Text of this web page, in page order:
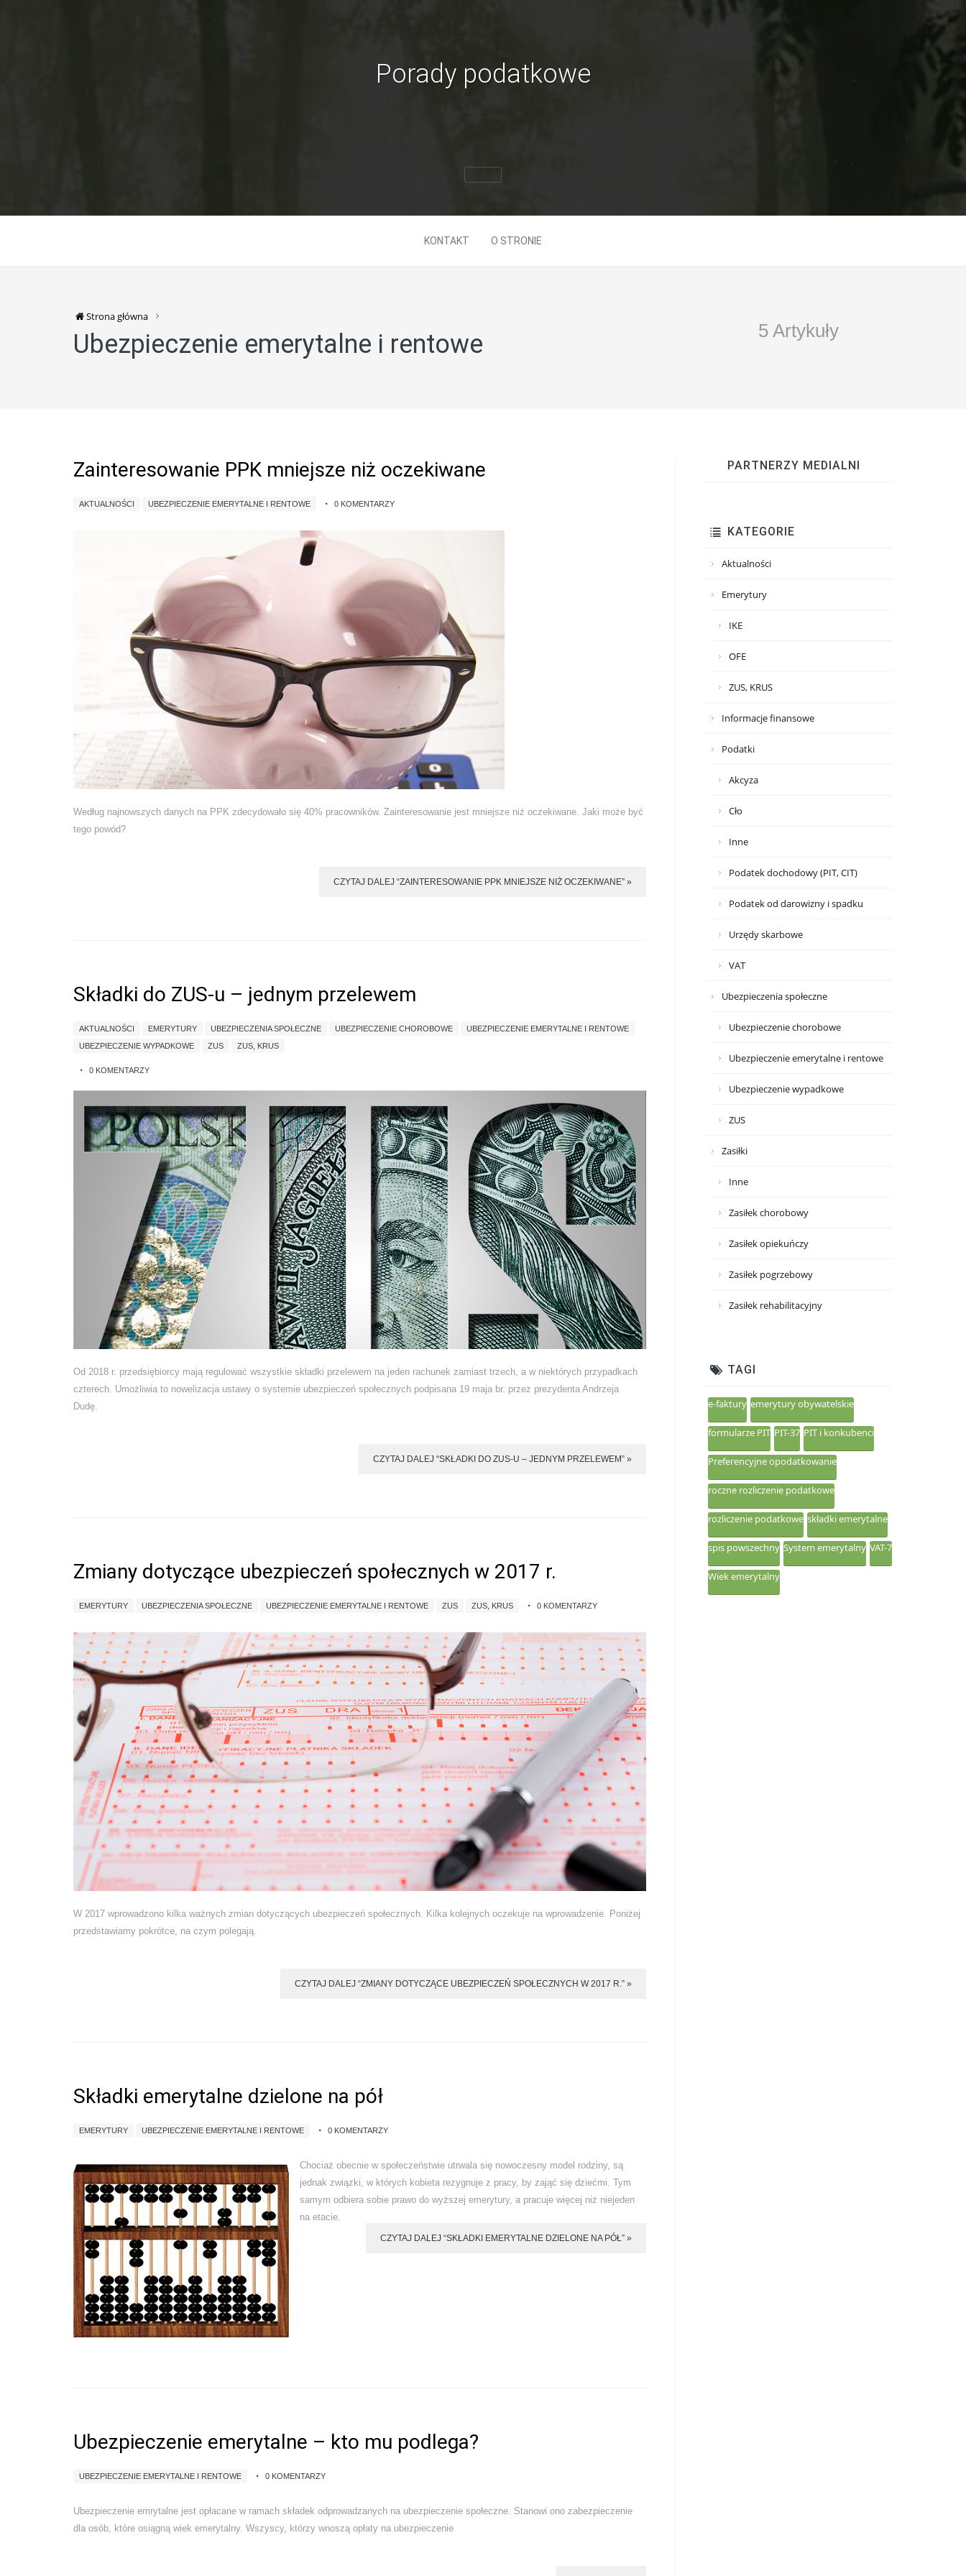
Porady podatkowe
KONTAKT O STRONIE
Strona główna
Ubezpieczenie emerytalne i rentowe 5 Artykuły
Zainteresowanie PPK mniejsze niż oczekiwane
AKTUALNOŚCI UBEZPIECZENIE EMERYTALNE I RENTOWE 0 KOMENTARZY
Według najnowszych danych na PPK zdecydowało się 40% pracowników. Zainteresowanie jest mniejsze niż oczekiwane. Jaki może być
tego powód?
CZYTAJ DALEJ “ZAINTERESOWANIE PPK MNIEJSZE NIŻ OCZEKIWANE” »
Składki do ZUS-u – jednym przelewem
AKTUALNOŚCI EMERYTURY UBEZPIECZENIA SPOŁECZNE UBEZPIECZENIE CHOROBOWE
UBEZPIECZENIE EMERYTALNE I RENTOWE
UBEZPIECZENIE WYPADKOWE
ZUS ZUS, KRUS
0 KOMENTARZY
Od 2018 r. przedsiębiorcy mają regulować wszystkie składki przelewem na jeden rachunek zamiast trzech, a w niektórych przypadkach
czterech. Umożliwia to nowelizacja ustawy o systemie ubezpieczeń społecznych podpisana 19 maja br. przez prezydenta Andrzeja
Dudę.
CZYTAJ DALEJ “SKŁADKI DO ZUS-U – JEDNYM PRZELEWEM” »
Zmiany dotyczące ubezpieczeń społecznych w 2017 r.
EMERYTURY UBEZPIECZENIA SPOŁECZNE UBEZPIECZENIE EMERYTALNE I RENTOWE ZUS ZUS, KRUS 0 KOMENTARZY
W 2017 wprowadzono kilka ważnych zmian dotyczących ubezpieczeń społecznych. Kilka kolejnych oczekuje na wprowadzenie. Poniżej
przedstawiamy pokrótce, na czym polegają.
CZYTAJ DALEJ “ZMIANY DOTYCZĄCE UBEZPIECZEŃ SPOŁECZNYCH W 2017 R.” »
Składki emerytalne dzielone na pół
EMERYTURY UBEZPIECZENIE EMERYTALNE I RENTOWE 0 KOMENTARZY
Chociaż obecnie w społeczeństwie utrwala się nowoczesny model rodziny, są
jednak związki, w których kobieta rezygnuje z pracy, by zająć się dziećmi. Tym
samym odbiera sobie prawo do wyższej emerytury, a pracuje więcej niż niejeden
na etacie.
CZYTAJ DALEJ “SKŁADKI EMERYTALNE DZIELONE NA PÓŁ” »
Ubezpieczenie emerytalne – kto mu podlega?
UBEZPIECZENIE EMERYTALNE I RENTOWE 0 KOMENTARZY
Ubezpieczenie emrytalne jest opłacane w ramach składek odprowadzanych na ubezpieczenie społeczne. Stanowi ono zabezpieczenie
dla osób, które osiągną wiek emerytalny. Wszyscy, którzy wnoszą opłaty na ubezpieczenie
PARTNERZY MEDIALNI
KATEGORIE
Aktualności
Emerytury
IKE
OFE
ZUS, KRUS
Informacje finansowe
Podatki
Akcyza
Cło
Inne
Podatek dochodowy (PIT, CIT)
Podatek od darowizny i spadku
Urzędy skarbowe
VAT
Ubezpieczenia społeczne
Ubezpieczenie chorobowe
Ubezpieczenie emerytalne i rentowe
Ubezpieczenie wypadkowe
ZUS
Zasiłki
Inne
Zasiłek chorobowy
Zasiłek opiekuńczy
Zasiłek pogrzebowy
Zasiłek rehabilitacyjny
TAGI
e-faktury emerytury obywatelskie
formularze PIT PIT-37 PIT i konkubenci
Preferencyjne opodatkowanie
roczne rozliczenie podatkowe
rozliczenie podatkowe składki emerytalne
spis powszechny System emerytalny VAT-7
Wiek emerytalny